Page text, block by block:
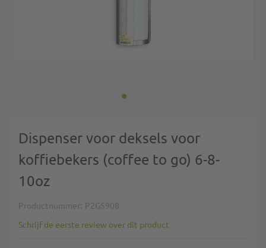
Dispenser voor deksels voor
koffiebekers (coffee to go) 6-8-
10oz
Productnummer P2G5908
Schrijf de eerste review over dit product